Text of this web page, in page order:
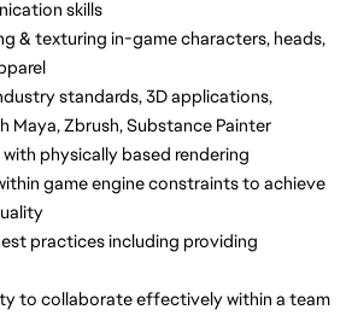
skills
& texturing in-game characters, heads,
standards, 3D applications,
Maya, Zbrush, Substance Painter
physically based rendering
game engine constraints to achieve
practices including providing
to collaborate effectively within a team